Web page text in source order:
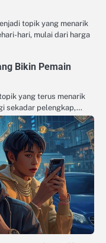
topik yang menarik
hari, mulai dari harga
Bikin Pemain
yang terus menarik
sekadar pelengkap,…